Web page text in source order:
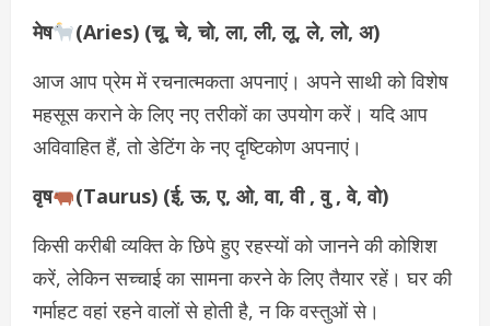
मेष
(Aries) (चू, चे, चो, ला, ली, लू, ले, लो, अ)
आज आप प्रेम में रचनात्मकता अपनाएं। अपने साथी को विशेष
महसूस कराने के लिए नए तरीकों का उपयोग करें। यदि आप
अविवाहित हैं, तो डेटिंग के नए दृष्टिकोण अपनाएं।
वृष
(Taurus) (ई, ऊ, ए, ओ, वा, वी , वु , वे, वो)
किसी करीबी व्यक्ति के छिपे हुए रहस्यों को जानने की कोशिश
करें, लेकिन सच्चाई का सामना करने के लिए तैयार रहें। घर की
गर्माहट वहां रहने वालों से होती है, न कि वस्तुओं से।